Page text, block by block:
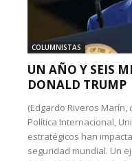
COLUMNISTAS
UN AÑO Y SEIS
DONALD TRUMP
(Edgardo Riveros
Política Internacional,
estratégicos han
seguridad mundial. Un